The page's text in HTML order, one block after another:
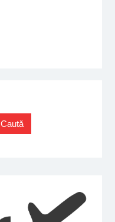
Caută